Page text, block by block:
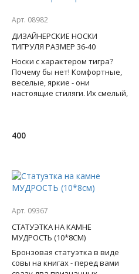
Арт. 08982
ДИЗАЙНЕРСКИЕ НОСКИ
ТИГРУЛЯ РАЗМЕР 36-40
Носки с характером тигра?
Почему бы нет! Комфортные,
веселые, яркие - они
настоящие стиляги. Их смелый,
400
Арт. 09367
СТАТУЭТКА НА КАМНЕ
МУДРОСТЬ (10*8СМ)
Бронзовая статуэтка в виде
совы на книгах - перед вами